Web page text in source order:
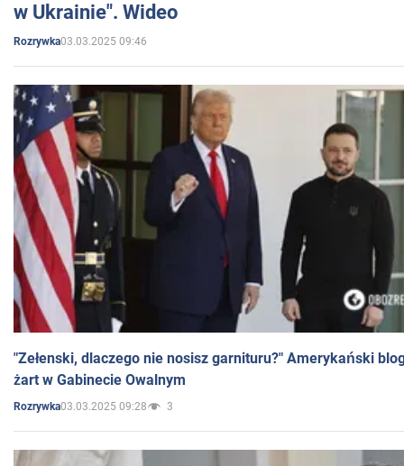
w Ukrainie". Wideo
Rozrywka03.03.2025 09:46
"Zełenski, dlaczego nie nosisz garnituru?" Amerykański
żart w Gabinecie Owalnym
Rozrywka03.03.2025 09:28 3